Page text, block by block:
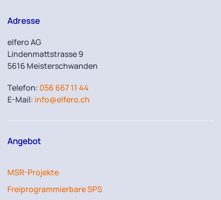
Adresse
elfero AG
Lindenmattstrasse 9
5616 Meisterschwanden
Telefon: 056 667 11 44
E-Mail: info@elfero.ch
Angebot
MSR-Projekte
Freiprogrammierbare SPS